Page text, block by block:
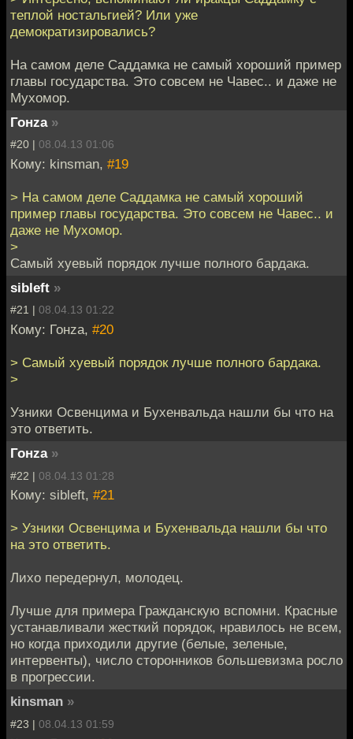
теплой ностальгией? Или уже
демократизировались?
На самом деле Саддамка не самый хороший пример
главы государства. Это совсем не Чавес.. и даже не
Мухомор.
Гонzа »
#20 | 08.04.13 01:06
Кому: kinsman, #19
> На самом деле Саддамка не самый хороший
пример главы государства. Это совсем не Чавес.. и
даже не Мухомор.
>
Самый хуевый порядок лучше полного бардака.
sibleft »
#21 | 08.04.13 01:22
Кому: Гонzа, #20
> Самый хуевый порядок лучше полного бардака.
>
Узники Освенцима и Бухенвальда нашли бы что на
это ответить.
Гонzа »
#22 | 08.04.13 01:28
Кому: sibleft, #21
> Узники Освенцима и Бухенвальда нашли бы что
на это ответить.
Лихо передернул, молодец.
Лучше для примера Гражданскую вспомни. Красные
устанавливали жесткий порядок, нравилось не всем,
но когда приходили другие (белые, зеленые,
интервенты), число сторонников большевизма росло
в прогрессии.
kinsman »
#23 | 08.04.13 01:59